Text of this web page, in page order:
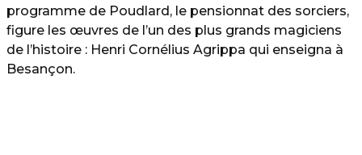
programme de Poudlard, le pensionnat des sorciers,
figure les œuvres de l’un des plus grands magiciens
de l’histoire : Henri Cornélius Agrippa qui enseigna à
Besançon.